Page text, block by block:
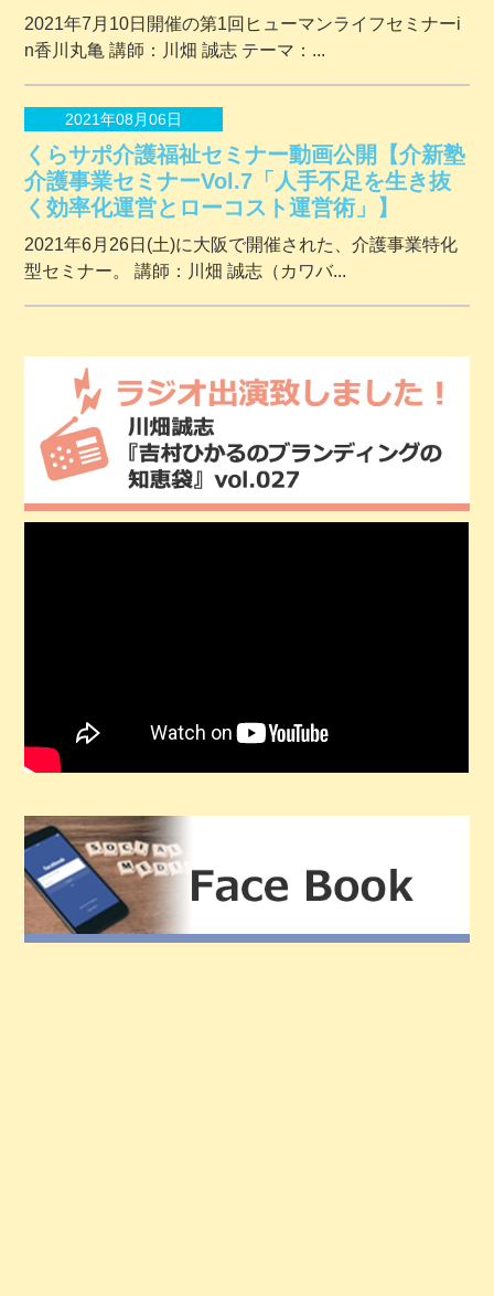
2021年7月10日開催の第1回ヒューマンライフセミナーi
n香川丸亀 講師：川畑 誠志 テーマ：...
2021年08月06日
くらサポ介護福祉セミナー動画公開【介新塾
介護事業セミナーVol.7「人手不足を生き抜
く効率化運営とローコスト運営術」】
2021年6月26日(土)に大阪で開催された、介護事業特化
型セミナー。 講師：川畑 誠志（カワバ...